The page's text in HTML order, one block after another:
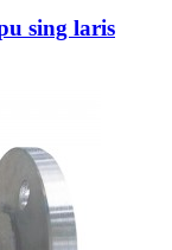
sing laris